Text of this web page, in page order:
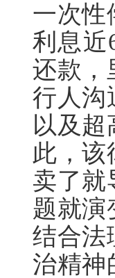
一次性
利息近
还款，
行人沟
以及
此，该
卖了就
题就演
结合法
治精神